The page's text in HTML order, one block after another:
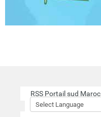
RSS Portail sud Maroc